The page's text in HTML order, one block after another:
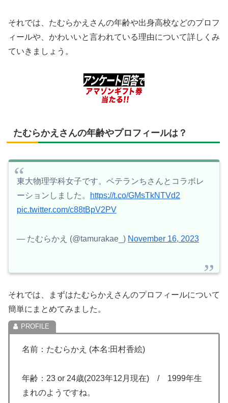
それでは、たむらかえさんの年齢や出身高校などのプロフ
ィールや、かわいいと言われている理由について詳しくみ
ていきましょう。
たむらかえさんの年齢やプロフィールは？
東大物理学科女子です。ベテランちさんとコラボレ
ーションしました。
https://t.co/GMsTkNTVd2
pic.twitter.com/c88tBpV2PV
— たむらかえ (@tamurakae_) November 16, 2023
それでは、まずはたむらかえさんのプロフィールについて
簡単にまとめてみました。
名前：たむらかえ (本名:田村香絵)
年齢：23 or 24歳(2023年12月現在) / 1999年生
まれのようですね。